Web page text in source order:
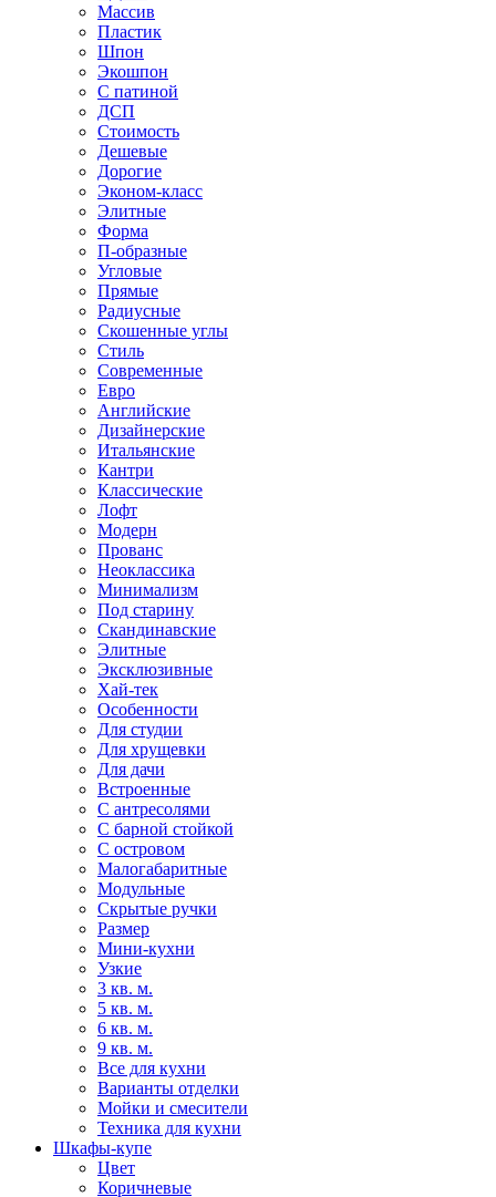
Массив
Пластик
Шпон
Экошпон
С патиной
ДСП
Стоимость
Дешевые
Дорогие
Эконом-класс
Элитные
Форма
П-образные
Угловые
Прямые
Радиусные
Скошенные углы
Стиль
Современные
Евро
Английские
Дизайнерские
Итальянские
Кантри
Классические
Лофт
Модерн
Прованс
Неоклассика
Минимализм
Под старину
Скандинавские
Элитные
Эксклюзивные
Хай-тек
Особенности
Для студии
Для хрущевки
Для дачи
Встроенные
С антресолями
С барной стойкой
С островом
Малогабаритные
Модульные
Скрытые ручки
Размер
Мини-кухни
Узкие
3 кв. м.
5 кв. м.
6 кв. м.
9 кв. м.
Все для кухни
Варианты отделки
Мойки и смесители
Техника для кухни
Шкафы-купе
Цвет
Коричневые